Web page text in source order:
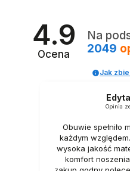
4.9
Ocena
Na
2049
Jak
Opinia
Obuwie spełniło
każdym
wysoka jakość
komfort